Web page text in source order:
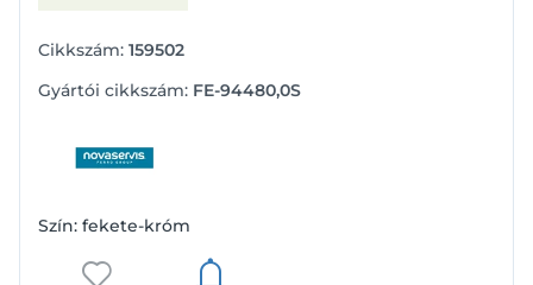
Cikkszám: 159502
Gyártói cikkszám: FE-94480,0S
Szín: fekete-króm